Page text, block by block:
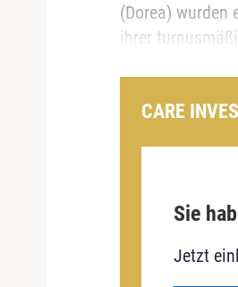
(Dorea)
ihrer
CARE
Sie
Jetzt